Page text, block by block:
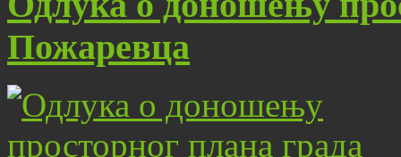
Пожаревца